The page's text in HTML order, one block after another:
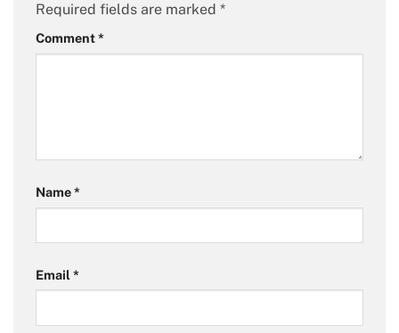
Required fields are marked *
Comment*
Name*
Email *